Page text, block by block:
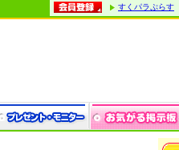
すくパラぷらす